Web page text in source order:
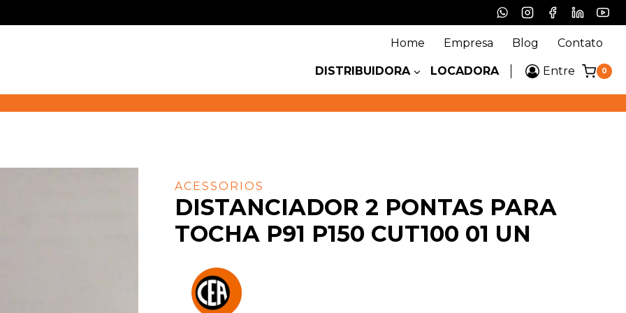
Home Empresa Blog Contato
DISTRIBUIDORA LOCADORA Entre 0
ACESSORIOS
DISTANCIADOR 2 PONTAS PARA
TOCHA P91 P150 CUT100 01 UN